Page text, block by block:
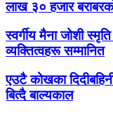
लाख ३० हजार
स्वर्गीय मैना जोशी
व्यक्तित्वहरू सम्मानित
एउटै कोखका
बित्दै बाल्यकाल